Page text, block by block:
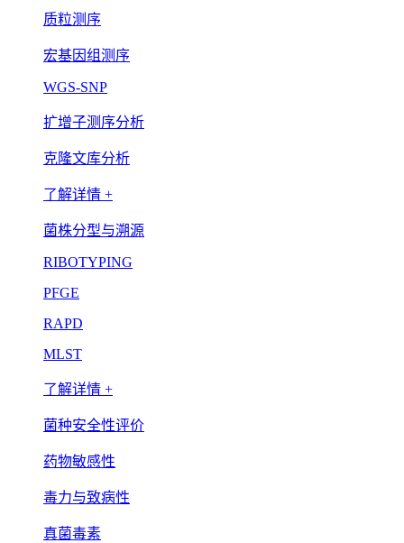
质粒测序
宏基因组测序
WGS-SNP
扩增子测序分析
克隆文库分析
了解详情 +
菌株分型与溯源
RIBOTYPING
PFGE
RAPD
MLST
了解详情 +
菌种安全性评价
药物敏感性
毒力与致病性
真菌毒素